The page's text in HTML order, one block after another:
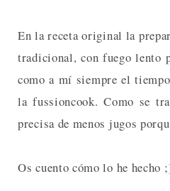
En la receta original la
tradicional, con fuego lento
como a mí siempre el
la fussioncook. Como se
precisa de menos jugos
Os cuento cómo lo he hecho